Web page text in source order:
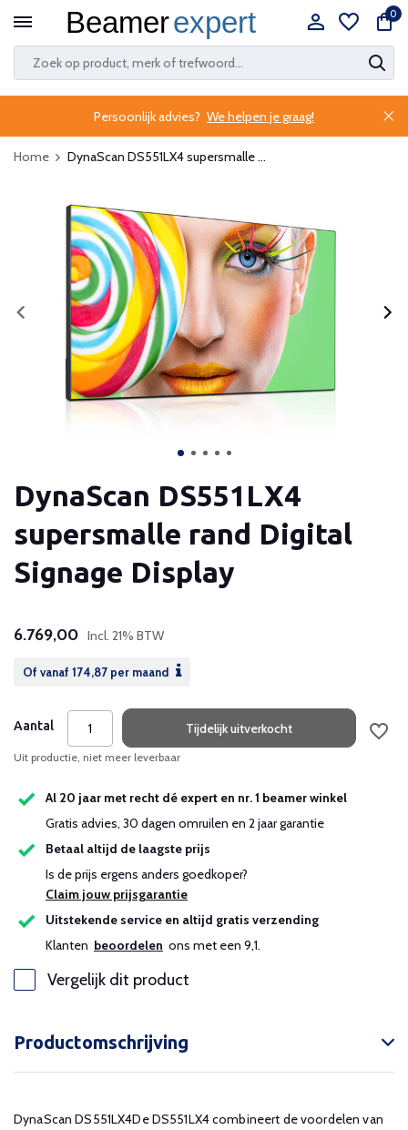
0
Persoonlijk advies? We helpen je graag!
Home DynaScan DS551LX4 supersmalle ...
DynaScan DS551LX4
supersmalle rand Digital
Signage Display
6.769,00 Incl. 21% BTW
Of vanaf 174,87 per maand
Aantal Tijdelijk uitverkocht
Uit productie, niet meer leverbaar
Al 20 jaar met recht dé expert en nr. 1 beamer winkel
Gratis advies, 30 dagen omruilen en 2 jaar garantie
Betaal altijd de laagste prijs
Is de prijs ergens anders goedkoper?
Claim jouw prijsgarantie
Uitstekende service en altijd gratis verzending
Klanten beoordelen ons met een 9,1.
Vergelijk dit product
Productomschrijving
DynaScan DS551LX4De DS551LX4 combineert de voordelen van